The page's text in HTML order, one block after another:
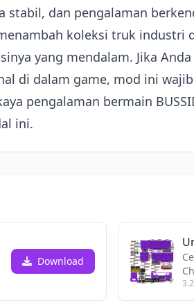
stabil, dan pengalaman
koleksi truk industri
yang mendalam. Jika
di dalam game, mod ini
pengalaman bermain
ini.
Download